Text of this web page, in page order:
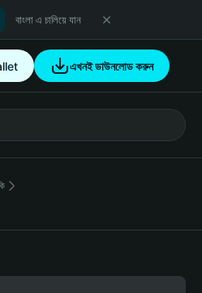
বাংলা এ চালিয়ে যান
এখনই ডাউনলোড করুন